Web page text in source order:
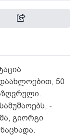
50
-
გიორგი